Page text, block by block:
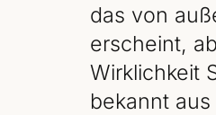
das von
erscheint,
Wirklichkeit
bekannt